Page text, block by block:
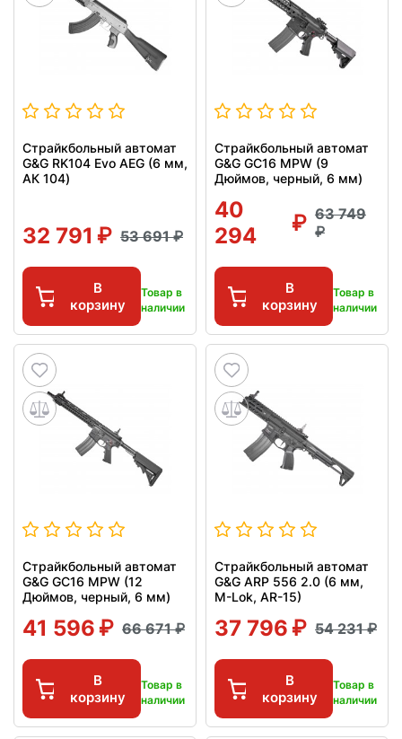
Страйкбольный автомат
G&G RK104 Evo AEG (6 мм,
АК 104)
32 791 53 691
В
корзину
Товар в
наличии
Страйкбольный автомат
G&G GC16 MPW (9
Дюймов, черный, 6 мм)
40
294
63 749
В
корзину
Товар в
наличии
Страйкбольный автомат
G&G GC16 MPW (12
Дюймов, черный, 6 мм)
41 596 66 671
В
корзину
Товар в
наличии
Страйкбольный автомат
G&G ARP 556 2.0 (6 мм,
M-Lok, AR-15)
37 796 54 231
В
корзину
Товар в
наличии